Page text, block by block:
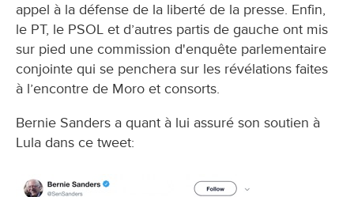
appel à la défense de la liberté de la presse. Enfin,
le PT, le PSOL et d’autres partis de gauche ont mis
sur pied une commission d'enquête parlementaire
conjointe qui se penchera sur les révélations faites
à l’encontre de Moro et consorts.
Bernie Sanders a quant à lui assuré son soutien à
Lula dans ce tweet: